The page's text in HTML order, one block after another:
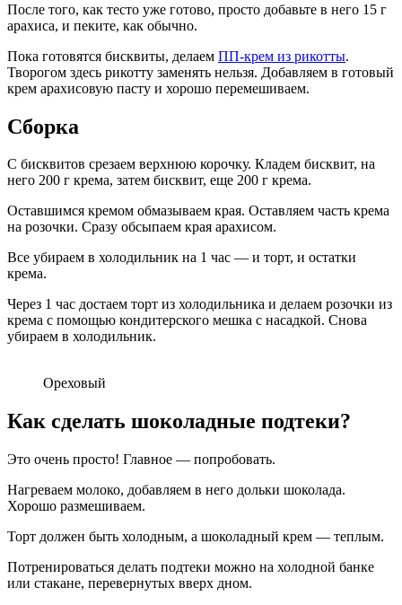
После того, как тесто уже готово, просто добавьте в него 15 г
арахиса, и пеките, как обычно.
Пока готовятся бисквиты, делаем ПП-крем из рикотты.
Творогом здесь рикотту заменять нельзя. Добавляем в готовый
крем арахисовую пасту и хорошо перемешиваем.
Сборка
С бисквитов срезаем верхнюю корочку. Кладем бисквит, на
него 200 г крема, затем бисквит, еще 200 г крема.
Оставшимся кремом обмазываем края. Оставляем часть крема
на розочки. Сразу обсыпаем края арахисом.
Все убираем в холодильник на 1 час — и торт, и остатки
крема.
Через 1 час достаем торт из холодильника и делаем розочки из
крема с помощью кондитерского мешка с насадкой. Снова
убираем в холодильник.
Ореховый
Как сделать шоколадные подтеки?
Это очень просто! Главное — попробовать.
Нагреваем молоко, добавляем в него дольки шоколада.
Хорошо размешиваем.
Торт должен быть холодным, а шоколадный крем — теплым.
Потренироваться делать подтеки можно на холодной банке
или стакане, перевернутых вверх дном.